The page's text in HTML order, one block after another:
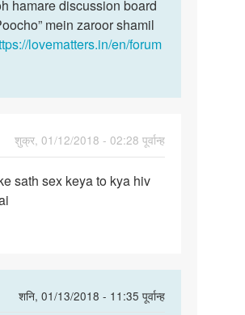
hamare discussion board
mein zaroor shamil
lovematters.in/en/forum
शुक्र, 01/12/2018 - 02:28 पूर्वान्ह
sath sex keya to kya hiv
शनि, 01/13/2018 - 11:35 पूर्वान्ह